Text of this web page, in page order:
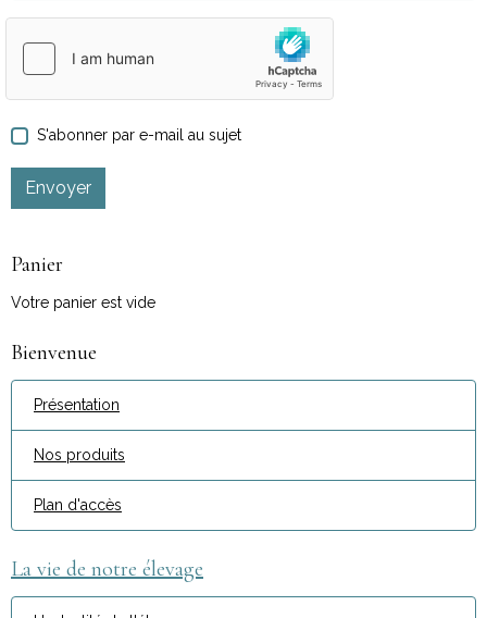
S'abonner par e-mail au sujet
Envoyer
Panier
Votre panier est vide
Bienvenue
Présentation
Nos produits
Plan d'accès
La vie de notre élevage